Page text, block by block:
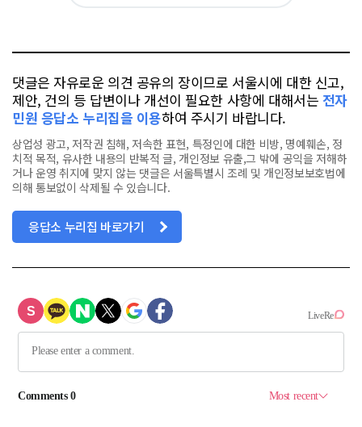
댓글은 자유로운 의견 공유의 장이므로 서울시에 대한 신고,
제안, 건의 등 답변이나 개선이 필요한 사항에 대해서는 전자
민원 응답소 누리집을 이용하여 주시기 바랍니다.
상업성 광고, 저작권 침해, 저속한 표현, 특정인에 대한 비방, 명예훼손, 정
치적 목적, 유사한 내용의 반복적 글, 개인정보 유출,그 밖에 공익을 저해하
거나 운영 취지에 맞지 않는 댓글은 서울특별시 조례 및 개인정보보호법에
의해 통보없이 삭제될 수 있습니다.
응답소 누리집 바로가기